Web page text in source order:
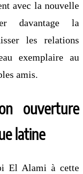
avec la nouvelle
davantage la
les relations
exemplaire au
amis.
ouverture
latine
El Alami à cette